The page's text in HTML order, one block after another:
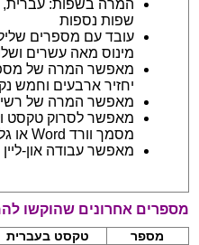
שפות נספות
מינוס מאה עשרים
יחזיר ארבעים וחמש
מאפשר המרה של
מאפשר לסרוק טקסט
מסמך וורד Word או גליון נתוני אקסל Excel
מאפשר עבודה און-
מספרים אחרונים שהוקשו
מספר טקסט בעברית